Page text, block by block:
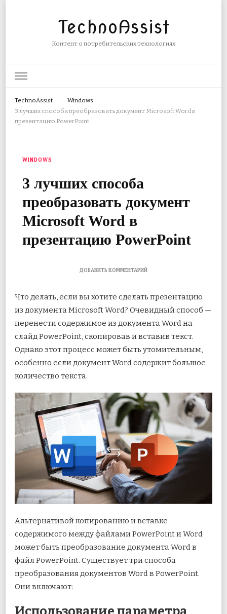
TechnoAssist
Контент о потребительских технологиях
TechnoAssist
Windows
3 лучших способа преобразовать документ Microsoft Word в
презентацию PowerPoint
WINDOWS
3 лучших способа
преобразовать документ
Microsoft Word в
презентацию PowerPoint
ДОБАВИТЬ КОММЕНТАРИЙК
ЛУЧШИХ
ПРЕОБРАЗОВАТЬ
ДОКУМЕНТ
WORD
В
POWERPOINT
Что делать, если вы хотите сделать презентацию
из документа Microsoft Word? Очевидный способ —
перенести содержимое из документа Word на
слайд PowerPoint, скопировав и вставив текст.
Однако этот процесс может быть утомительным,
особенно если документ Word содержит большое
количество текста.
Альтернативой копированию и вставке
содержимого между файлами PowerPoint и Word
может быть преобразование документа Word в
файл PowerPoint. Существует три способа
преобразования документов Word в PowerPoint.
Они включают: